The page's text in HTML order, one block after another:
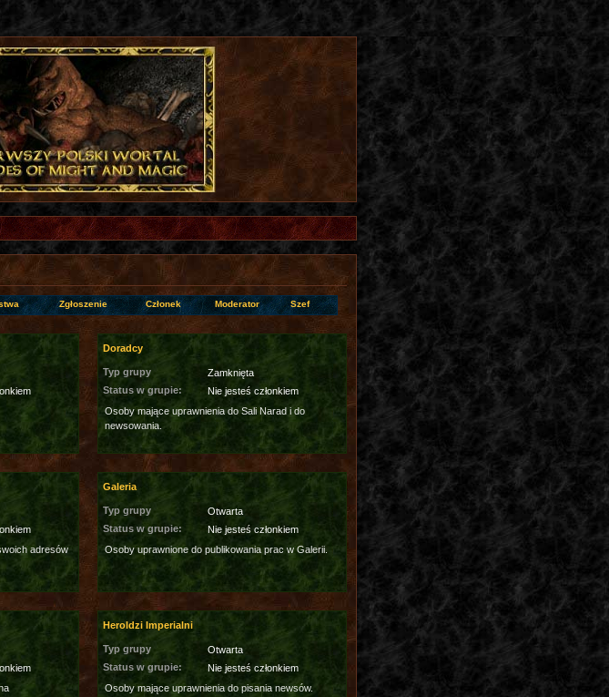
Zgłoszenie Członek Moderator Szef
Doradcy
Typ grupy
Zamknięta
Status w grupie:
Nie jesteś członkiem
Osoby mające uprawnienia do Sali Narad i do
newsowania.
adresów
Galeria
Typ grupy
Otwarta
Status w grupie:
Nie jesteś członkiem
Osoby uprawnione do publikowania prac w Galerii.
Heroldzi Imperialni
Typ grupy
Otwarta
Status w grupie:
Nie jesteś członkiem
Osoby mające uprawnienia do pisania newsów.